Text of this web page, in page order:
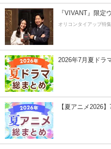
『VIVANT』限定
オリコンタイアップ特集
2026年7月夏ドラ
【夏アニメ2026